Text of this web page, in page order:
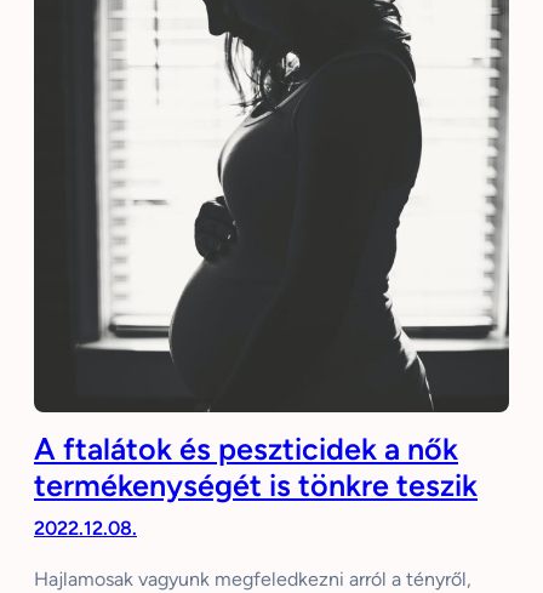
A ftalátok és peszticidek a nők
termékenységét is tönkre teszik
2022.12.08.
Hajlamosak vagyunk megfeledkezni arról a tényről,